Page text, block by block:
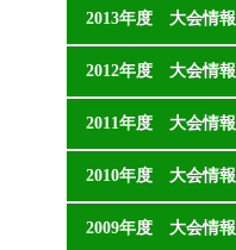
2013年度 大会情報
2012年度 大会情報
2011年度 大会情報
2010年度 大会情報
2009年度 大会情報